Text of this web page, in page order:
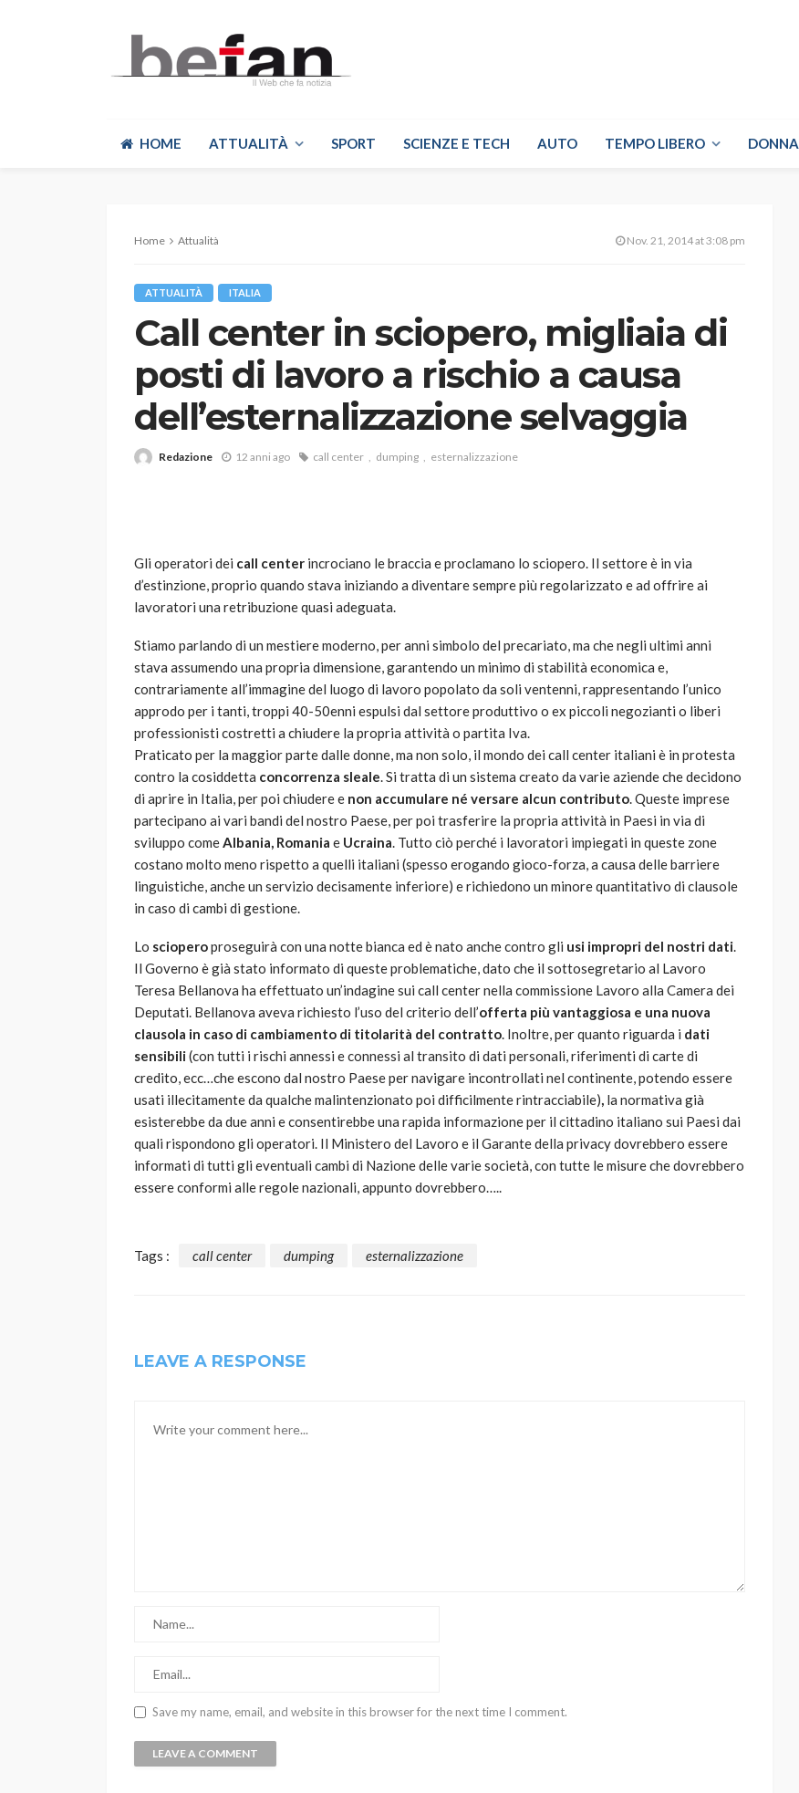
HOME ATTUALITÀ SPORT SCIENZE E TECH AUTO TEMPO LIBERO DONNA
Home Attualità Nov. 21, 2014 at 3:08 pm
ATTUALITÀ ITALIA
Call center in sciopero, migliaia di
posti di lavoro a rischio a causa
dell’esternalizzazione selvaggia
Redazione 12 anni ago call center dumping esternalizzazione
Gli operatori dei call center incrociano le braccia e proclamano lo sciopero. Il settore è in via
d’estinzione, proprio quando stava iniziando a diventare sempre più regolarizzato e ad offrire ai
lavoratori una retribuzione quasi adeguata.
Stiamo parlando di un mestiere moderno, per anni simbolo del precariato, ma che negli ultimi anni
stava assumendo una propria dimensione, garantendo un minimo di stabilità economica e,
contrariamente all’immagine del luogo di lavoro popolato da soli ventenni, rappresentando l’unico
approdo per i tanti, troppi 40-50enni espulsi dal settore produttivo o ex piccoli negozianti o liberi
professionisti costretti a chiudere la propria attività o partita Iva.
Praticato per la maggior parte dalle donne, ma non solo, il mondo dei call center italiani è in protesta
contro la cosiddetta concorrenza sleale. Si tratta di un sistema creato da varie aziende che decidono
di aprire in Italia, per poi chiudere e non accumulare né versare alcun contributo. Queste imprese
partecipano ai vari bandi del nostro Paese, per poi trasferire la propria attività in Paesi in via di
sviluppo comeAlbania, Romania e Ucraina. Tutto ciò perché i lavoratori impiegati in queste zone
costano molto meno rispetto a quelli italiani (spesso erogando gioco-forza, a causa delle barriere
linguistiche, anche un servizio decisamente inferiore) e richiedono un minore quantitativo di clausole
in caso di cambi di gestione.
Lo scioperoproseguirà con una notte bianca ed è nato anche contro gli usi impropri del nostri dati.
Il Governo è già stato informato di queste problematiche, dato che il sottosegretario al Lavoro
Teresa Bellanova ha effettuato un’indagine sui call center nella commissione Lavoro alla Camera dei
Deputati. Bellanova aveva richiesto l’uso del criterio dell’offerta più vantaggiosa e una nuova
clausola in caso di cambiamento di titolarità del contratto. Inoltre, per quanto riguarda i dati
sensibili(con tutti i rischi annessi e connessi al transito di dati personali, riferimenti di carte di
credito, ecc…che escono dal nostro Paese per navigare incontrollati nel continente, potendo essere
usati illecitamente da qualche malintenzionato poi difficilmente rintracciabile), la normativa già
esisterebbe da due anni e consentirebbe una rapida informazione per il cittadino italiano sui Paesi dai
quali rispondono gli operatori. Il Ministero del Lavoro e il Garante della privacy dovrebbero essere
informati di tutti gli eventuali cambi di Nazione delle varie società, con tutte le misure che dovrebbero
essere conformi alle regole nazionali, appunto dovrebbero…..
Tags : call center dumping esternalizzazione
LEAVE A RESPONSE
Save my name, email, and website in this browser for the next time I comment.
VARIE
Robot tagliaerba: quale
scegliere per il tuo prato
god 1 anno ago 785
Davis: tennis mondiale e
passione per
abbracciano la stessa causa
god 9 mesi ago